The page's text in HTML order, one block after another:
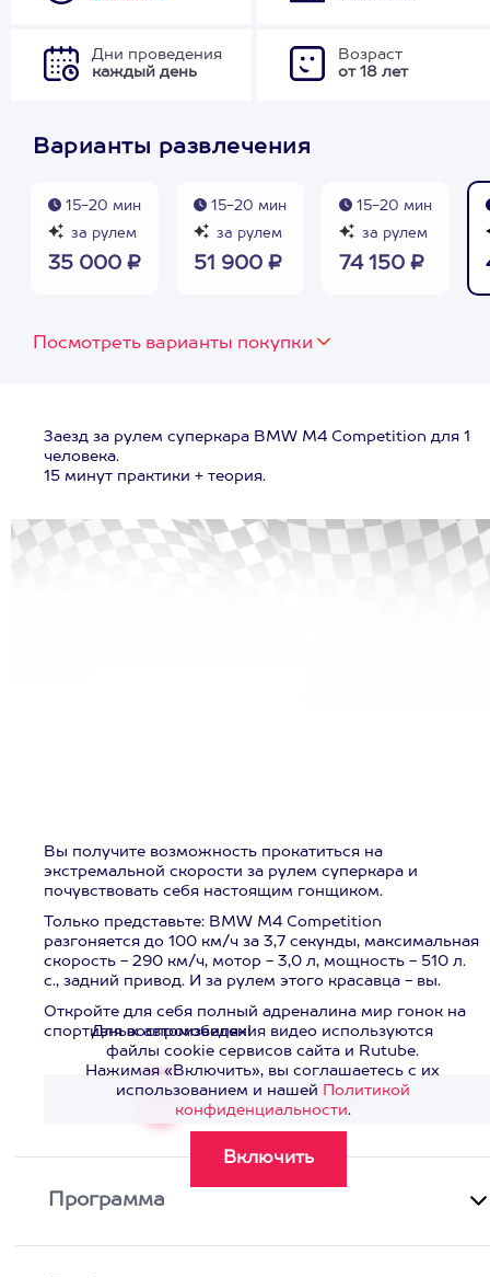
Дни проведения
каждый день
Возраст
от 18 лет
Варианты развлечения
15-20 мин
за рулем
35 000 ₽
15-20 мин
за рулем
51 900 ₽
15-20 мин
за рулем
74 150 ₽
Посмотреть варианты покупки
Заезд за рулем суперкара BMW M4 Competition для 1
человека.
15 минут практики + теория.
Вы получите возможность прокатиться на
экстремальной скорости за рулем суперкара и
почувствовать себя настоящим гонщиком.
Только представьте: BMW M4 Competition
разгоняется до 100 км/ч за 3,7 секунды, максимальная
скорость - 290 км/ч, мотор - 3,0 л, мощность - 510 л.
с., задний привод. И за рулем этого красавца - вы.
Откройте для себя полный адреналина мир гонок на
спортивных автомобилях!
Смотреть видео>
Для воспроизведения видео используются
файлы cookie сервисов сайта и Rutube.
Нажимая «Включить», вы соглашаетесь с их
использованием и нашей Политикой
конфиденциальности.
Программа